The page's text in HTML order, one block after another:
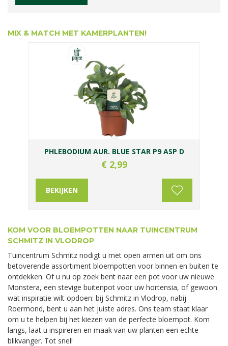
MIX & MATCH MET KAMERPLANTEN!
PHLEBODIUM AUR. BLUE STAR P9 ASP D
€ 2,99
BEKIJKEN
KOM VOOR BLOEMPOTTEN NAAR TUINCENTRUM
SCHMITZ IN VLODROP
Tuincentrum Schmitz nodigt u met open armen uit om ons
betoverende assortiment bloempotten voor binnen en buiten te
ontdekken. Of u nu op zoek bent naar een pot voor uw nieuwe
Monstera, een stevige buitenpot voor uw hortensia, of gewoon
wat inspiratie wilt opdoen: bij Schmitz in Vlodrop, nabij
Roermond, bent u aan het juiste adres. Ons team staat klaar
om u te helpen bij het kiezen van de perfecte bloempot. Kom
langs, laat u inspireren en maak van uw planten een echte
blikvanger. Tot snel!